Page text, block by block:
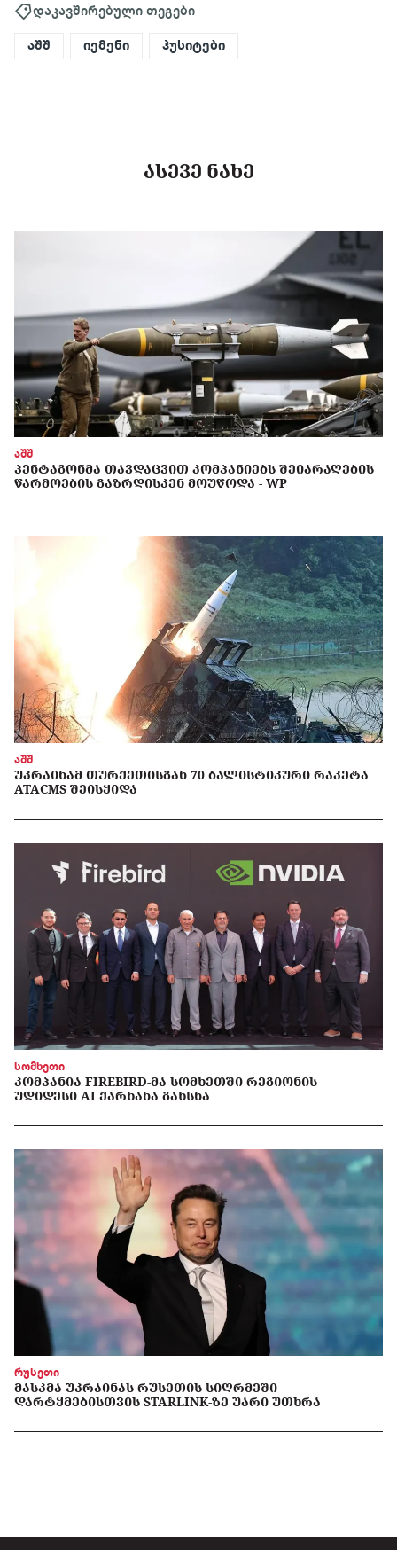
დაკავშირებული თეგები
აშშ იემენი ჰუსიტები
ᲐᲡᲔᲕᲔ ᲜᲐᲮᲔ
აშშ
ᲞᲔᲜᲢᲐᲒᲝᲜᲛᲐ ᲗᲐᲕᲓᲐᲪᲕᲘᲗ ᲙᲝᲛᲞᲐᲜᲘᲔᲑᲡ ᲨᲔᲘᲐᲠᲐᲦᲔᲑᲘᲡ
ᲬᲐᲠᲛᲝᲔᲑᲘᲡ ᲒᲐᲖᲠᲓᲘᲡᲙᲔᲜ ᲛᲝᲣᲬᲝᲓᲐ - WP
აშშ
ᲣᲙᲠᲐᲘᲜᲐᲛ ᲗᲣᲠᲥᲔᲗᲘᲡᲒᲐᲜ 70 ᲑᲐᲚᲘᲡᲢᲘᲙᲣᲠᲘ ᲠᲐᲙᲔᲢᲐ
ATACMS ᲨᲔᲘᲡᲧᲘᲓᲐ
სომხეთი
ᲙᲝᲛᲞᲐᲜᲘᲐ FIREBIRD-ᲛᲐ ᲡᲝᲛᲮᲔᲗᲨᲘ ᲠᲔᲒᲘᲝᲜᲘᲡ
ᲣᲓᲘᲓᲔᲡᲘ AI ᲥᲐᲠᲮᲐᲜᲐ ᲒᲐᲮᲡᲜᲐ
რუსეთი
ᲛᲐᲡᲙᲛᲐ ᲣᲙᲠᲐᲘᲜᲐᲡ ᲠᲣᲡᲔᲗᲘᲡ ᲡᲘᲦᲠᲛᲔᲨᲘ
ᲓᲐᲠᲢᲧᲛᲔᲑᲘᲡᲗᲕᲘᲡ STARLINK-ᲖᲔ ᲣᲐᲠᲘ ᲣᲗᲮᲠᲐ